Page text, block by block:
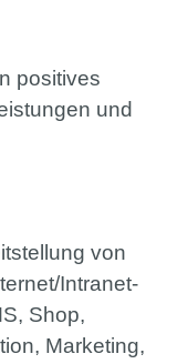
positives
und
von
Intranet-
Shop,
Marketing,